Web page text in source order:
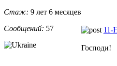
Стаж: 9 лет 6 месяцев
Сообщений: 57 11-
Господи!